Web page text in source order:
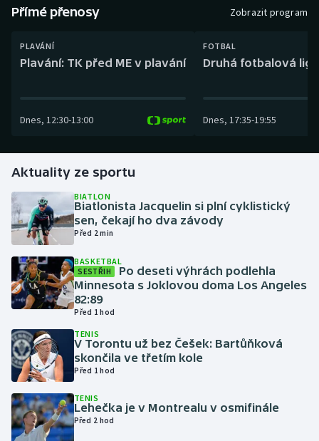
Box
Curling
Golf
Gymnastika
Házená
Jezdectví
Judo
Krasobruslení
Lezení
Lyže a snowboard
Přímé přenosy Zobrazit program
PLAVÁNÍ
Plavání: TK před ME v plavání
Dnes, 12:30-13:00
FOTBAL
Druhá fotbalová
Dnes, 17:35-19:55
Aktuality ze sportu
BIATLON
Biatlonista Jacquelin si plní cyklistický
sen, čekají ho dva závody
Před 2 min
BASKETBAL
SESTŘIH
Po deseti výhrách podlehla
Minnesota s Joklovou doma Los Angeles
82:89
Před 1 hod
TENIS
V Torontu už bez Češek: Bartůňková
skončila ve třetím kole
Před 1 hod
TENIS
Lehečka je v Montrealu v osmifinále
Před 2 hod